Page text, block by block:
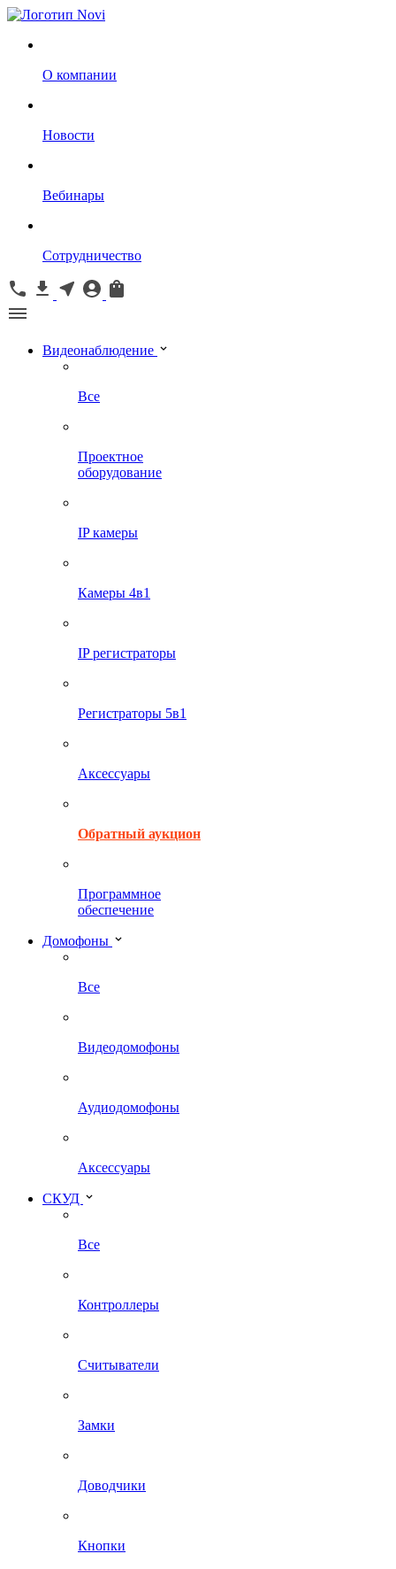
О компании
Новости
Вебинары
Сотрудничество
Видеонаблюдение
Все
Проектное
оборудование
IP камеры
Камеры 4в1
IP регистраторы
Регистраторы 5в1
Аксессуары
Обратный аукцион
Программное
обеспечение
Домофоны
Все
Видеодомофоны
Аудиодомофоны
Аксессуары
СКУД
Все
Контроллеры
Считыватели
Замки
Доводчики
Кнопки